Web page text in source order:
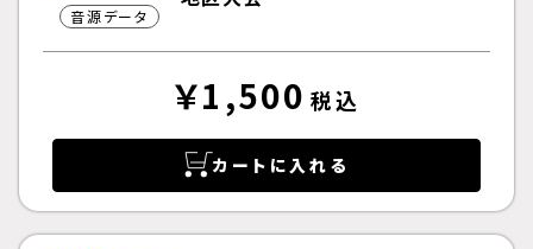
音源データ
￥1,500 税込
カートに入れる